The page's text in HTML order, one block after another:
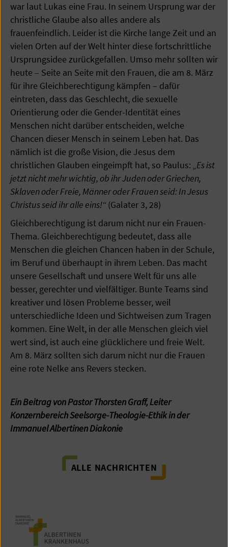
war laut Lukas eine Frau. In seinem Ursprung war der
christliche Glaube also alles andere als
frauenfeindlich. Leider ist die Kirche lange Zeit und an
vielen Orten auf der Welt hinter diese fortschrittliche
Ursprungsidee zurückgefallen. Umso mehr sollten wir
heute – Seite an Seite mit den Frauen, die am 8. März
für ihre Gleichberechtigung kämpfen – dafür
eintreten, dass das Geschlecht, die sexuelle
Orientierung oder die Gender-Identität eines
Menschen nicht darüber entscheiden, welche
Chancen dieser Mensch in seinem Leben hat. Das
nämlich ist die große Vision, die Jesus dem
christlichen Glauben eingeimpft hat, so Paulus: „Es ist
jetzt nicht mehr wichtig, ob ihr Juden oder Griechen,
Sklaven oder Freie, Männer oder Frauen seid: In Jesus
Christus seid ihr alle eins!“(Galater 3, 28)
Gleichberechtigung ist darum nicht nur ein Frauen-
Thema. Gleichberechtigung bedeutet, dass alle
Menschen die gleichen Chancen haben in der Schule,
im Beruf und überhaupt in ihrem Leben. Das macht
unsere Gesellschaft und unsere Welt für uns alle
besser, gerechter und vielfältiger. Bunte Teams sind
kreativer und lösen Probleme besser, weil
unterschiedliche Ideen und Sichtweisen zum Tragen
kommen. Eine Welt, in der alle Menschen gleich viel
wert sind, ist auch eine glücklichere und freie Welt.
Am 8. März sollten sich darum nicht nur die Frauen
eine rote Nelke ans Revers stecken.
Ein Beitrag von Pastor Thorsten Graff, Leiter
Konzernbereich Seelsorge-Theologie-Ethik in der
Immanuel Albertinen Diakonie
ALLE NACHRICHTEN